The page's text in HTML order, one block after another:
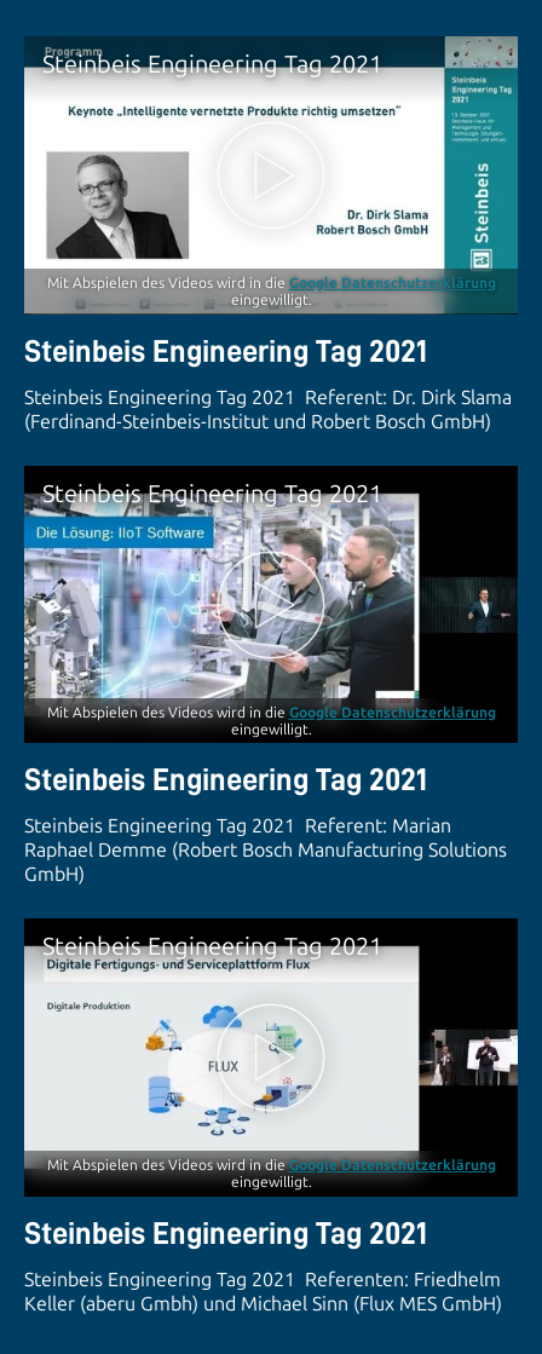
Steinbeis Engineering Tag 2021
Mit Abspielen des Videos wird in die Google Datenschutzerklärung
eingewilligt.
Steinbeis Engineering Tag 2021
Steinbeis Engineering Tag 2021 Referent: Dr. Dirk Slama
(Ferdinand-Steinbeis-Institut und Robert Bosch GmbH)
Steinbeis Engineering Tag 2021
Mit Abspielen des Videos wird in die Google Datenschutzerklärung
eingewilligt.
Steinbeis Engineering Tag 2021
Steinbeis Engineering Tag 2021 Referent: Marian
Raphael Demme (Robert Bosch Manufacturing Solutions
GmbH)
Steinbeis Engineering Tag 2021
Mit Abspielen des Videos wird in dieGoogle Datenschutzerklärung
eingewilligt.
Steinbeis Engineering Tag 2021
Steinbeis Engineering Tag 2021 Referenten: Friedhelm
Keller (aberu Gmbh) und Michael Sinn (Flux MES GmbH)